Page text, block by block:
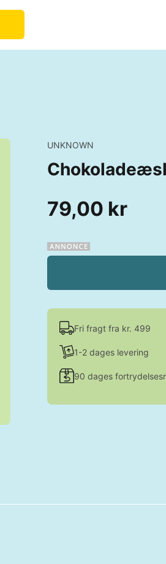
UNKNOWN
79,00 kr
Fri fragt fra kr. 499
1-2 dages levering
90 dages